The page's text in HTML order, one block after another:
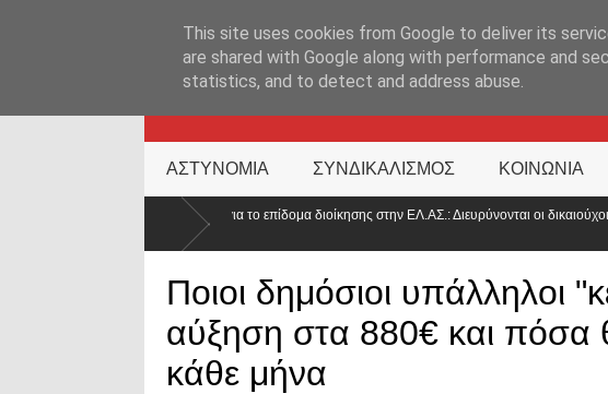
KATEHACKER
ΑΣΤΥΝΟΜΙΑ ΣΥΝΔΙΚΑΛΙΣΜΟΣ ΚΟΙΝΩΝΙΑ
ΚΥΑ για το επίδομα διοίκησης στην ΕΛ.ΑΣ.: Διευρύνονται οι δικαιούχοι – Τι
Στα άκρα οι
Ποιοι δημόσιοι υπάλληλοι
αύξηση στα 880€ και πόσα
κάθε μήνα
This site uses cookies from Google to deliver its
are shared with Google along with performance and
statistics, and to detect and address abuse.